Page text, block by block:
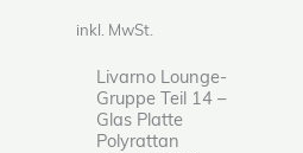
inkl. MwSt.
Livarno Lounge-
Gruppe Teil 14 –
Glas Platte
Polyrattan